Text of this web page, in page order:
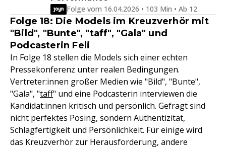
Folge vom 16.04.2026 • 103 Min • Ab 12
Folge 18: Die Models im Kreuzverhör mit
"Bild", "Bunte", "taff", "Gala" und
Podcasterin Feli
In Folge 18 stellen die Models sich einer echten
Pressekonferenz unter realen Bedingungen.
Vertreter:innen großer Medien wie "Bild", "Bunte",
"Gala", "taff" und eine Podcasterin interviewen die
Kandidat:innen kritisch und persönlich. Gefragt sind
nicht perfektes Posing, sondern Authentizität,
Schlagfertigkeit und Persönlichkeit. Für einige wird
das Kreuzverhör zur Herausforderung, andere